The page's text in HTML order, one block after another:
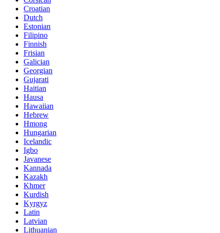
Croatian
Dutch
Estonian
Filipino
Finnish
Frisian
Galician
Georgian
Gujarati
Haitian
Hausa
Hawaiian
Hebrew
Hmong
Hungarian
Icelandic
Igbo
Javanese
Kannada
Kazakh
Khmer
Kurdish
Kyrgyz
Latin
Latvian
Lithuanian